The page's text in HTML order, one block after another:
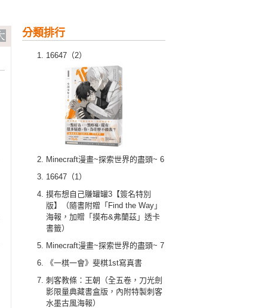
分類排行
16647（2）
Minecraft漫畫~探索世界的盡頭~ 6
16647（1）
摸布想自己賺罐罐3【簽名特別
版】（隨書附贈「Find the Way」
海報，加贈「摸布&弗蘭茲」透卡
書籤）
Minecraft漫畫~探索世界的盡頭~ 7
《一棋一會》斐棋1st寫真書
刺客教條：王朝（全五卷，刀光劍
影限量典藏書盒版，內附特製刺客
水墨古風海報）